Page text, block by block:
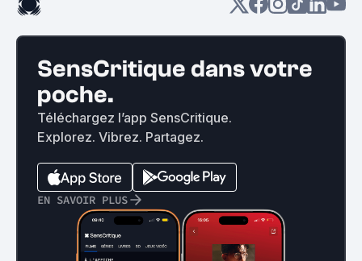
SensCritique dans votre
poche.
Téléchargez l’app SensCritique.
Explorez. Vibrez. Partagez.
EN SAVOIR PLUS